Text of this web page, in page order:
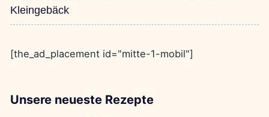
Kleingebäck
[the_ad_placement id="mitte-1-mobil"]
Unsere neueste Rezepte